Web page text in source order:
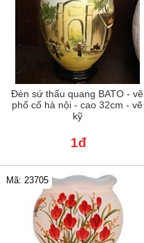
Đèn sứ thấu quang BATO - vẽ
phố cổ hà nội - cao 32cm - vẽ
kỹ
1đ
Mã: 23705